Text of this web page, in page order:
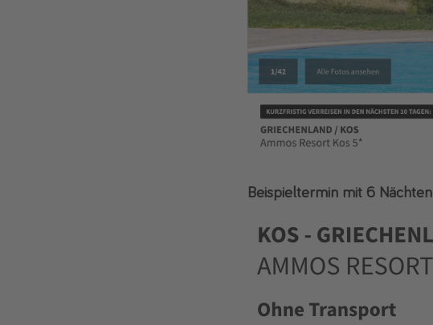
Beispieltermin mit 6 Nächten